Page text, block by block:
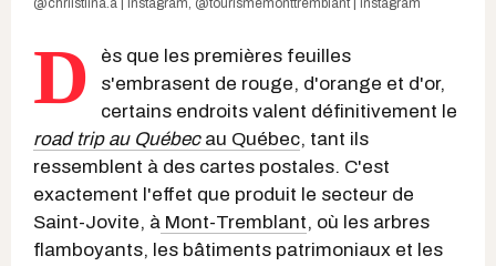
@chriistiina.a | Instagram, @tourismemonttremblant | Instagram
D
ès que les premières feuilles
s'embrasent de rouge, d'orange et d'or,
certains endroits valent définitivement le
road trip au Québecau Québec, tant ils
ressemblent à des cartes postales. C'est
exactement l'effet que produit le secteur de
Saint-Jovite, à Mont-Tremblant, où les arbres
flamboyants, les bâtiments patrimoniaux et les